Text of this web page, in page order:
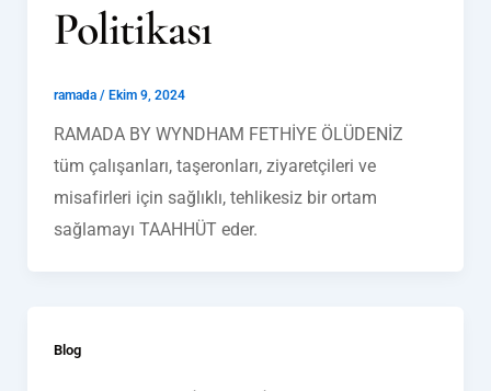
Politikası
ramada / Ekim 9, 2024
RAMADA BY WYNDHAM FETHİYE ÖLÜDENİZ
tüm çalışanları, taşeronları, ziyaretçileri ve
misafirleri için sağlıklı, tehlikesiz bir ortam
sağlamayı TAAHHÜT eder.
Blog